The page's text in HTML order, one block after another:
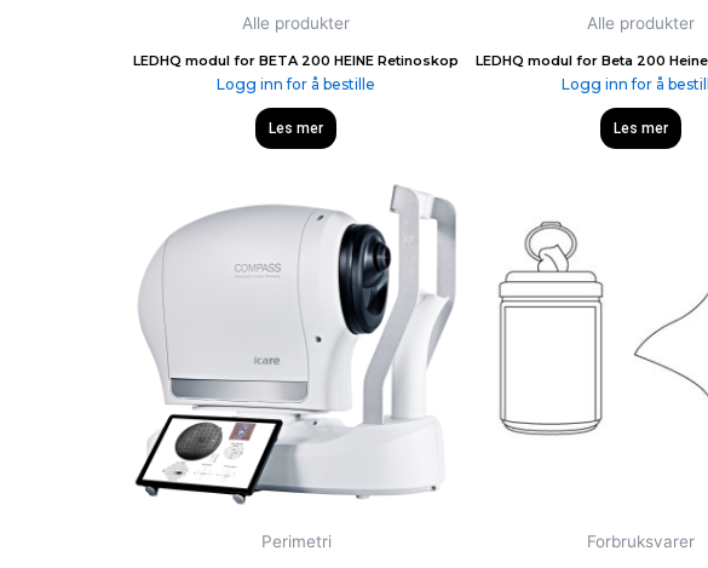
Alle produkter
LEDHQ modul for BETA 200 HEINE Retinoskop
Logg inn for å bestille
Les mer
Alle produkter
LEDHQ modul for Beta 200
Logg inn for å
Les mer
Perimetri Forbruksvarer